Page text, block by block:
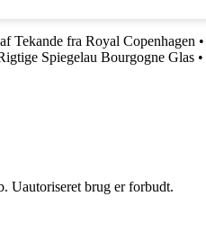
Tekande fra Royal Copenhagen •
Spiegelau Bourgogne Glas •
Uautoriseret brug er forbudt.